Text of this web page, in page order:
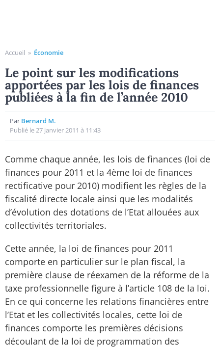
Accueil » Économie
Le point sur les modifications
apportées par les lois de finances
publiées à la fin de l’année 2010
Par Bernard M.
Publié le 27 janvier 2011 à 11:43
Comme chaque année, les lois de finances (loi de
finances pour 2011 et la 4ème loi de finances
rectificative pour 2010) modifient les règles de la
fiscalité directe locale ainsi que les modalités
d’évolution des dotations de l’Etat allouées aux
collectivités territoriales.
Cette année, la loi de finances pour 2011
comporte en particulier sur le plan fiscal, la
première clause de réexamen de la réforme de la
taxe professionnelle figure à l’article 108 de la loi.
En ce qui concerne les relations financières entre
l’Etat et les collectivités locales, cette loi de
finances comporte les premières décisions
découlant de la loi de programmation des